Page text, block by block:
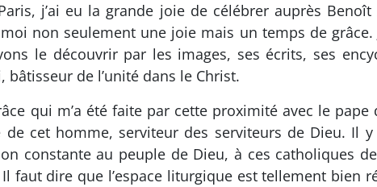
j’ai eu la grande joie de célébrer auprès Benoît
non seulement une joie mais un temps de
le découvrir par les images, ses écrits, ses
de l’unité dans le Christ.
qui m’a été faite par cette proximité avec le
cet homme, serviteur des serviteurs de Dieu. Il
constante au peuple de Dieu, à ces catholiques
faut dire que l’espace liturgique est tellement bien